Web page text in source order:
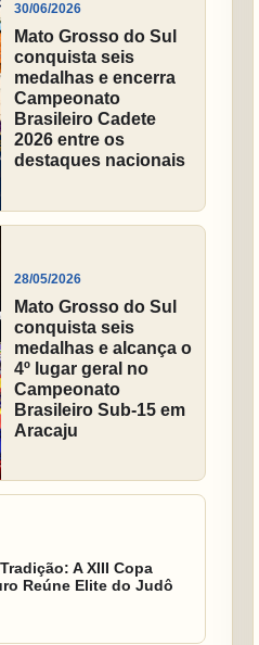
30/06/2026
Mato Grosso do Sul
conquista seis
medalhas e encerra
Campeonato
Brasileiro Cadete
2026 entre os
destaques nacionais
28/05/2026
Mato Grosso do Sul
conquista seis
medalhas e alcança o
4º lugar geral no
Campeonato
Brasileiro Sub-15 em
Aracaju
A XIII Copa
Reúne Elite do Judô